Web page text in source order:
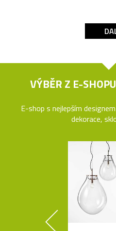
VÝBĚR Z E-SHOPU
E-shop s nejlepším
dekorace,